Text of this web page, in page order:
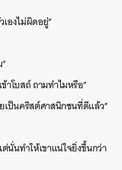
องไม่ผิดอยู่”
าโบสถ์ ถามทำไมหรือ”
เป็นคริสต์ศาสนิกชนที่ดีแล้ว”
นั่นทำให้เขาแน่ใจยิ่งขึ้นกว่า